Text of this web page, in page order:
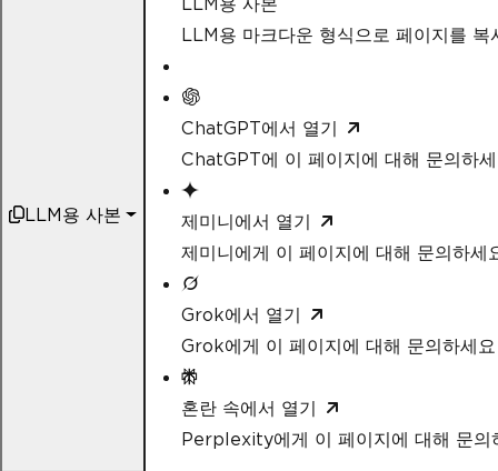
LLM용 사본
LLM용 마크다운 형식으로 페이지를 복
ChatGPT에서 열기
ChatGPT에 이 페이지에 대해 문의하
제미니에서 열기
제미니에게 이 페이지에 대해 문의하세
Grok에서 열기
Grok에게 이 페이지에 대해 문의하세요
혼란 속에서 열기
Perplexity에게 이 페이지에 대해 문의